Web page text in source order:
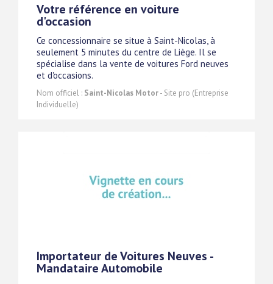
Votre référence en voiture
d'occasion
Ce concessionnaire se situe à Saint-Nicolas, à
seulement 5 minutes du centre de Liège. Il se
spécialise dans la vente de voitures Ford neuves
et d'occasions.
Nom officiel : Saint-Nicolas Motor- Site pro (Entreprise
Individuelle)
Importateur de Voitures Neuves -
Mandataire Automobile